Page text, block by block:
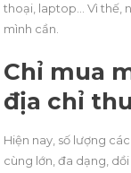
thoại, laptop… Vì thế,
mình cần.
Chỉ mua
địa chỉ
Hiện nay, số lượng
cùng lớn, đa dạng,